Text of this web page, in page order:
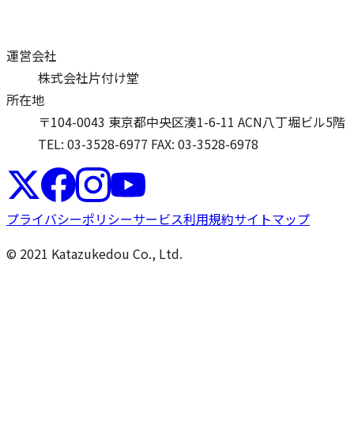
運営会社
株式会社片付け堂
所在地
〒104-0043 東京都中央区湊1-6-11 ACN八丁堀ビル5階
TEL: 03-3528-6977 FAX: 03-3528-6978
プライバシーポリシーサービス利用規約サイトマップ
© 2021 Katazukedou Co., Ltd.